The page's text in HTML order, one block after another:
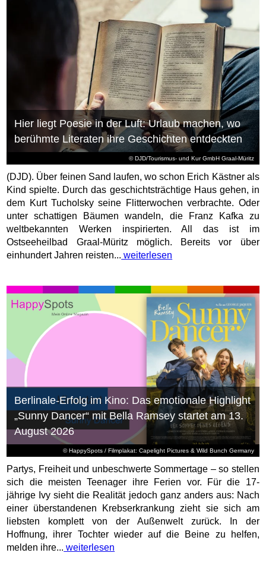
© DJD/Tourismus- und Kur GmbH Graal-Müritz
Hier liegt Poesie in der Luft: Urlaub machen, wo
berühmte Literaten ihre Geschichten entdeckten
(DJD). Über feinen Sand laufen, wo schon Erich Kästner als
Kind spielte. Durch das geschichtsträchtige Haus gehen, in
dem Kurt Tucholsky seine Flitterwochen verbrachte. Oder
unter schattigen Bäumen wandeln, die Franz Kafka zu
weltbekannten Werken inspirierten. All das ist im
Ostseeheilbad Graal-Müritz möglich. Bereits vor über
einhundert Jahren reisten... weiterlesen
© HappySpots / Filmplakat: Capelight Pictures & Wild Bunch Germany
Berlinale-Erfolg im Kino: Das emotionale Highlight
„Sunny Dancer“ mit Bella Ramsey startet am 13.
August 2026
Partys, Freiheit und unbeschwerte Sommertage – so stellen
sich die meisten Teenager ihre Ferien vor. Für die 17-
jährige Ivy sieht die Realität jedoch ganz anders aus: Nach
einer überstandenen Krebserkrankung zieht sie sich am
liebsten komplett von der Außenwelt zurück. In der
Hoffnung, ihrer Tochter wieder auf die Beine zu helfen,
melden ihre... weiterlesen